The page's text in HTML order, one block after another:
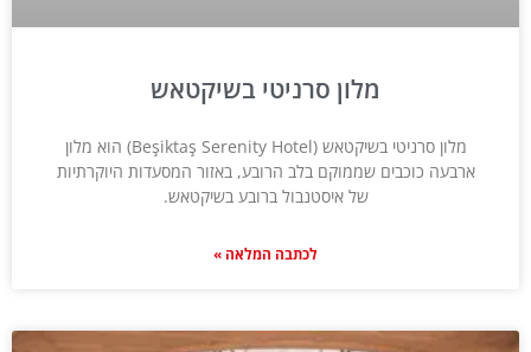
מלון סרניטי בשיקטאש
מלון סרניטי בשיקטאש (Beşiktaş Serenity Hotel) הוא מלון
ארבעה כוכבים שממוקם בלב הרובע, באזור המסעדות היוקרתיות
של איסטנבול ברובע בשיקטאש.
לכתבה המלאה »